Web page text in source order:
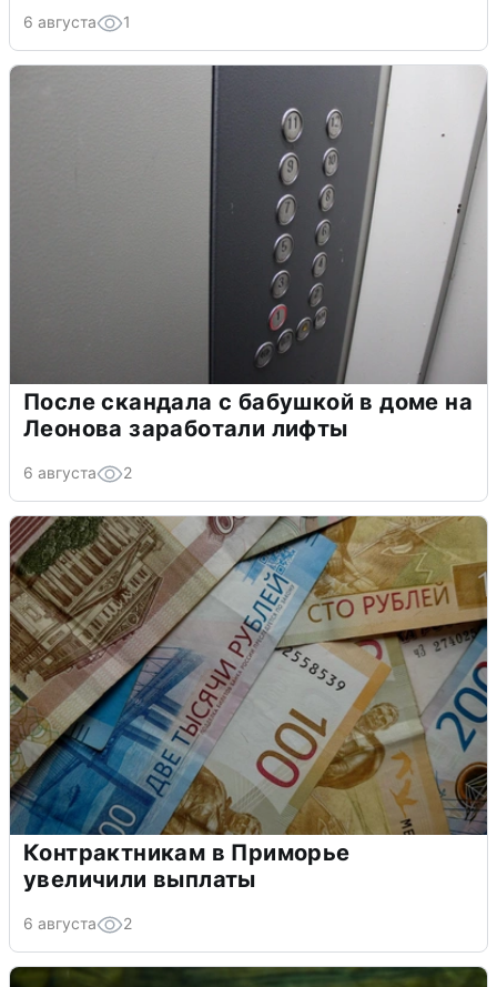
6 августа 1
После скандала с бабушкой в доме на
Леонова заработали лифты
6 августа 2
Контрактникам в Приморье
увеличили выплаты
6 августа 2